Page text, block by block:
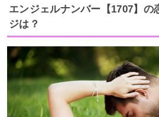
エンジェルナンバー【1707】の
ジは？